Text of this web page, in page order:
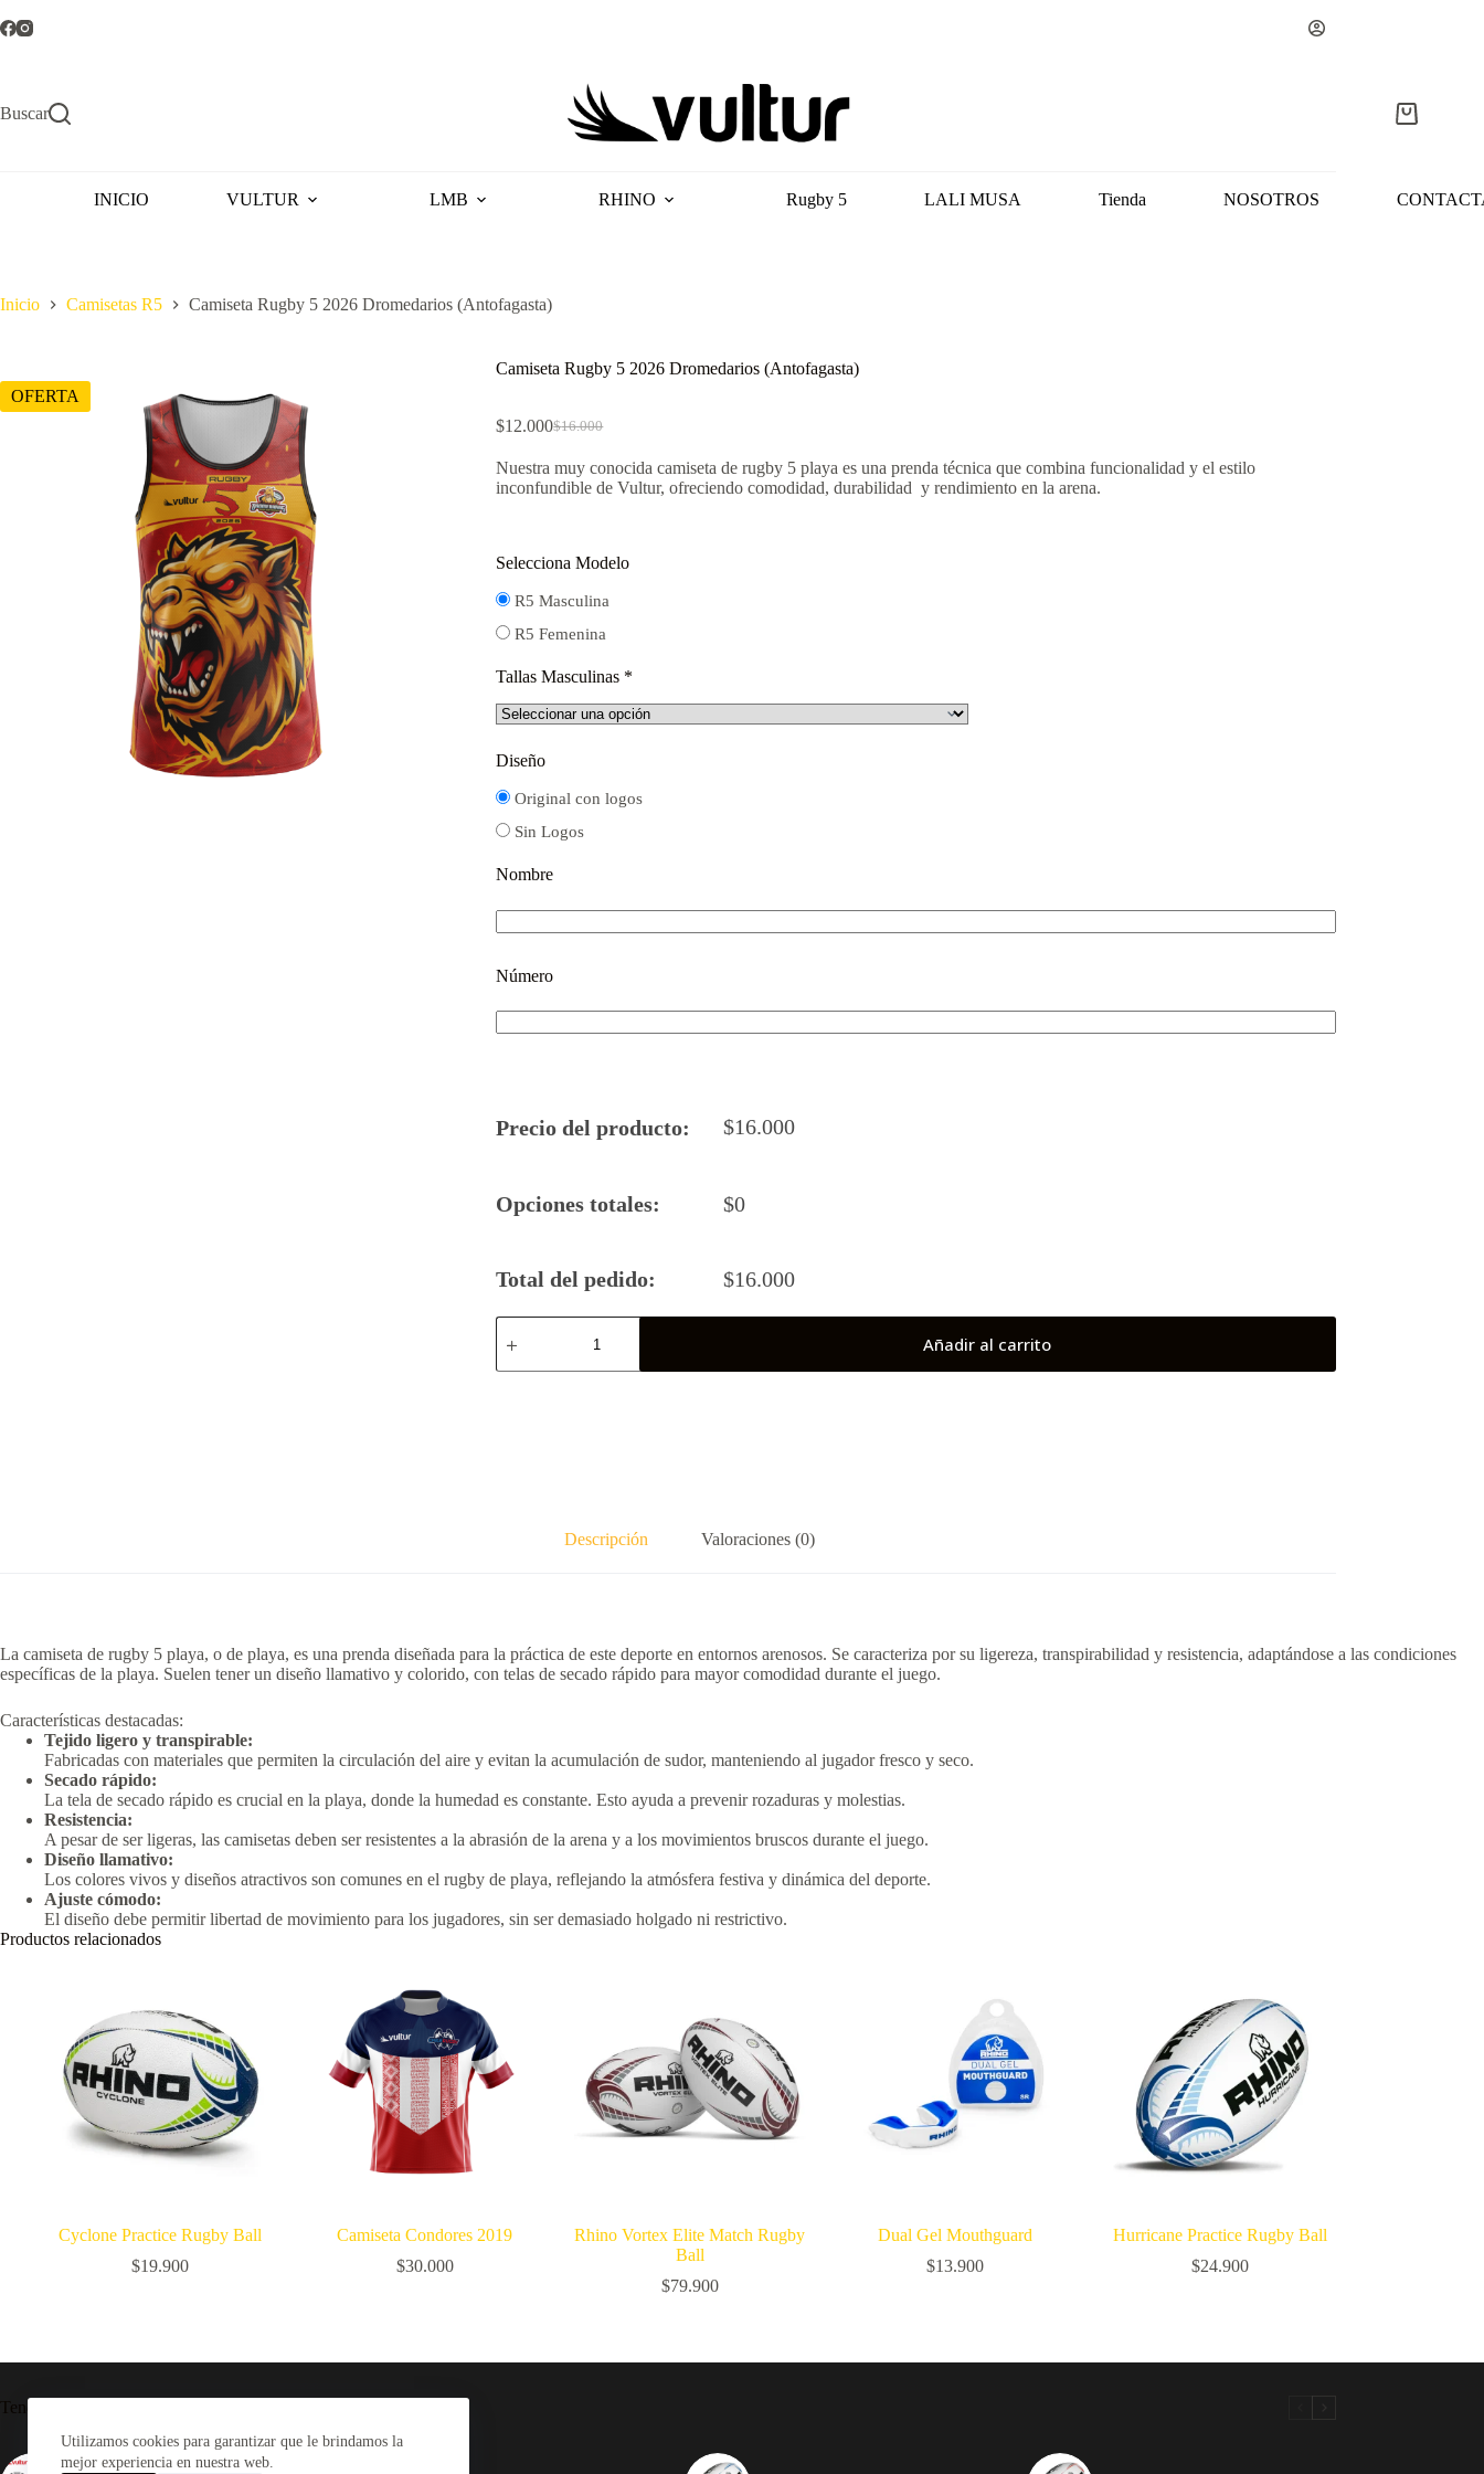
al
Utilizamos cookies para garantizar que le brindamos la
mejor experiencia en nuestra web.
Buscar
Carro
INICIO VULTUR LMB RHINO Rugby 5 LALI MUSA Tienda NOSOTROS
Inicio Camisetas R5 Camiseta Rugby 5 2026 Dromedarios (Antofagasta)
OFERTA
Camiseta Rugby 5 2026 Dromedarios (Antofagasta)
$16.000
El
original
era:
$12.000El
actual
es:
Nuestra muy conocida camiseta de rugby 5 playa es una prenda técnica que combina funcionalidad y el estilo
inconfundible de Vultur, ofreciendo comodidad, durabilidad y rendimiento en la arena.
Selecciona Modelo
R5 Masculina
R5 Femenina
Tallas Masculinas *
Diseño
Original con logos
Sin Logos
Nombre
Número
Precio del producto: $16.000
Opciones totales: $0
Total del pedido: $16.000
Camiseta
Rugby
Añadir al carrito
Descripción Valoraciones (0)
La camiseta de rugby 5 playa, o de playa, es una prenda diseñada para la práctica de este deporte en entornos arenosos. Se caracteriza por su ligereza, transpirabilidad y resistencia, adaptándose a las condiciones
específicas de la playa. Suelen tener un diseño llamativo y colorido, con telas de secado rápido para mayor comodidad durante el juego.
Características destacadas:
Tejido ligero y transpirable:
Fabricadas con materiales que permiten la circulación del aire y evitan la acumulación de sudor, manteniendo al jugador fresco y seco.
Secado rápido:
La tela de secado rápido es crucial en la playa, donde la humedad es constante. Esto ayuda a prevenir rozaduras y molestias.
Resistencia:
A pesar de ser ligeras, las camisetas deben ser resistentes a la abrasión de la arena y a los movimientos bruscos durante el juego.
Diseño llamativo:
Los colores vivos y diseños atractivos son comunes en el rugby de playa, reflejando la atmósfera festiva y dinámica del deporte.
Ajuste cómodo:
El diseño debe permitir libertad de movimiento para los jugadores, sin ser demasiado holgado ni restrictivo.
Productos relacionados
Cyclone Practice Rugby Ball
$19.900
Camiseta Condores 2019
$30.000
Rhino Vortex Elite Match Rugby
Ball
$79.900
Dual Gel Mouthguard
$13.900
Hurricane Practice Rugby Ball
$24.900
Tendencia ahora
Camiseta Rugby Selknam